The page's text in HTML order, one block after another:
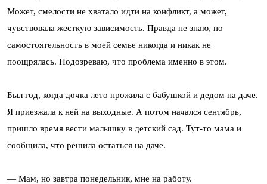
Может, смелости не хватало идти на конфликт, а может,
чувствовала жесткую зависимость. Правда не знаю, но
самостоятельность в моей семье никогда и никак не
поощрялась. Подозреваю, что проблема именно в этом.
Был год, когда дочка лето прожила с бабушкой и дедом на даче.
Я приезжала к ней на выходные. А потом начался сентябрь,
пришло время вести малышку в детский сад. Тут-то мама и
сообщила, что решила остаться на даче.
— Мам, но завтра понедельник, мне на работу.